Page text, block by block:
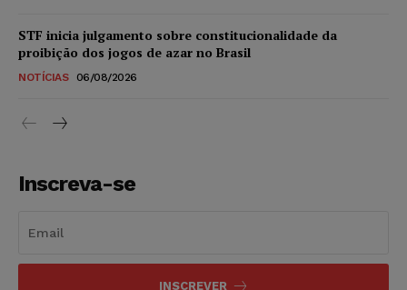
STF inicia julgamento sobre constitucionalidade da
proibição dos jogos de azar no Brasil
NOTÍCIAS 06/08/2026
Inscreva-se
INSCREVER